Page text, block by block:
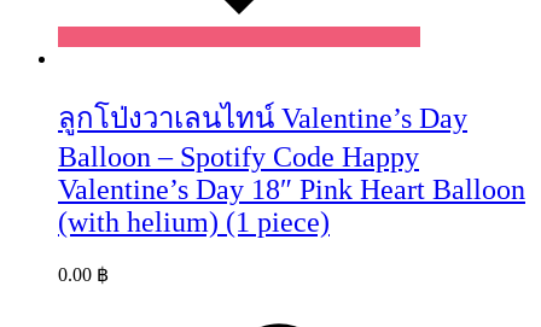
ลูกโป่งวาเลนไทน์ Valentine’s Day
Balloon – Spotify Code Happy
Valentine’s Day 18″ Pink Heart Balloon
(with helium) (1 piece)
0.00 ฿